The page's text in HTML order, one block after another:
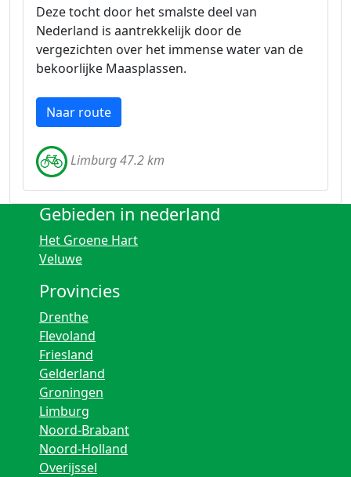
Deze tocht door het smalste deel van
Nederland is aantrekkelijk door de
vergezichten over het immense water van de
bekoorlijke Maasplassen.
Naar route
Limburg 47.2 km
Gebieden in nederland
Het Groene Hart
Veluwe
Provincies
Drenthe
Flevoland
Friesland
Gelderland
Groningen
Limburg
Noord-Brabant
Noord-Holland
Overijssel